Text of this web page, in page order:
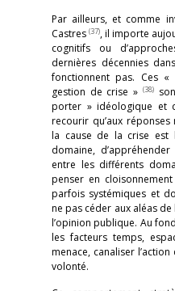
Par ailleurs, et comme
Castres (37), il importe
cognitifs ou
dernières décennies
fonctionnent pas. Ces
gestion de crise » (38)
porter » idéologique et
recourir qu’aux
la cause de la crise est
domaine,
entre les différents
penser en
parfois systémiques et
ne pas céder aux aléas
l’opinion publique. Au
les facteurs temps,
menace, canaliser
volonté.